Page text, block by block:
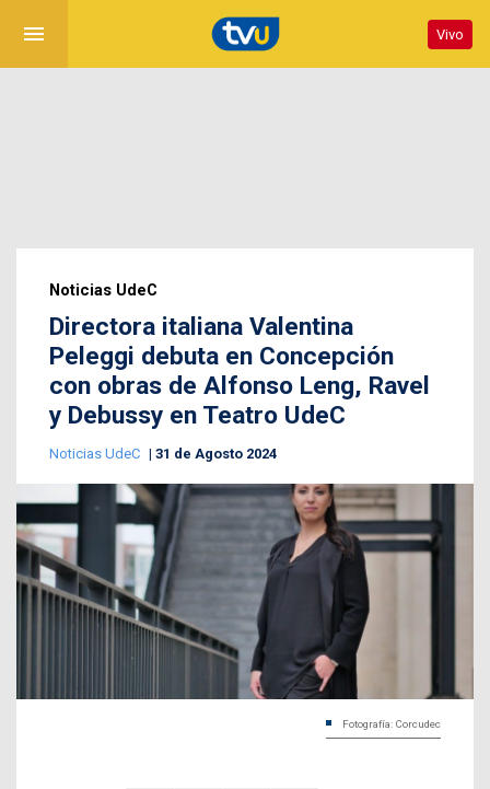
menu Vivo
Noticias UdeC
Directora italiana Valentina
Peleggi debuta en Concepción
con obras de Alfonso Leng, Ravel
y Debussy en Teatro UdeC
Noticias UdeC 31 de Agosto 2024
Fotografía: Corcudec